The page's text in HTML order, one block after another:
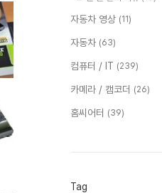
자동차 영상 (11)
자동차 (63)
컴퓨터 / IT (239)
카메라 / 캠코더 (26)
홈씨어터 (39)
Tag